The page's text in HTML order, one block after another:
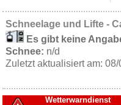
Schneelage und Lifte -
Es gibt keine
Schnee: n/d
Zuletzt aktualisiert am: 08/
Wetterwarndienst